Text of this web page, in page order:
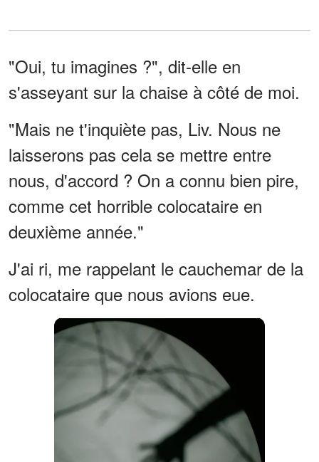
"Oui, tu imagines ?", dit-elle en
s'asseyant sur la chaise à côté de moi.
"Mais ne t'inquiète pas, Liv. Nous ne
laisserons pas cela se mettre entre
nous, d'accord ? On a connu bien pire,
comme cet horrible colocataire en
deuxième année."
J'ai ri, me rappelant le cauchemar de la
colocataire que nous avions eue.